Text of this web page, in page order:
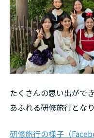
たくさんの思い出がで
あふれる研修旅行とな
研修旅行の様子（